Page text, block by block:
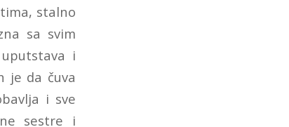
stalno
sa svim
i
je da čuva
i sve
sestre i